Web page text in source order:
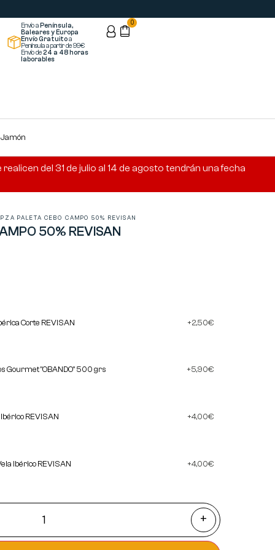
Envío a Península,
Baleares y Europa
Envío Gratuitoa
Península a partir de 99€
Envío de24 a 48 horas
laborables
0
del 31 de julio al 14 de agosto tendrán una fecha
PZA PALETA CEBO CAMPO 50% REVISAN
50% REVISAN
Corte REVISAN 2,50€
Gourmet "OBANDO" 500 grs 5,90€
REVISAN 4,00€
Ibérico REVISAN 4,00€
+